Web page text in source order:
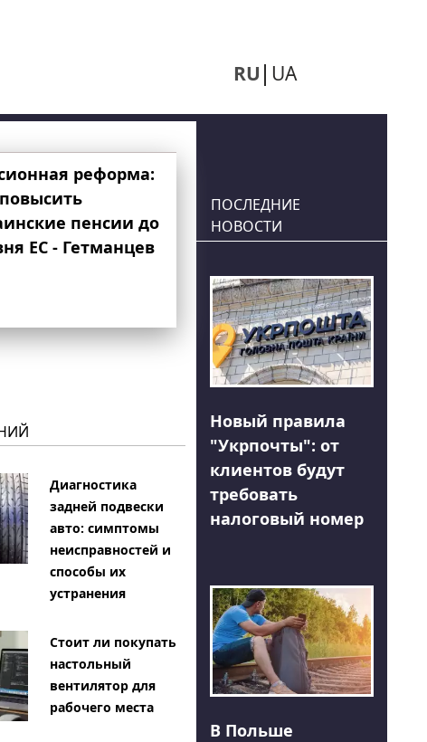
RU UA
реформа:
пенсии до
ЕС - Гетманцев
Диагностика
задней подвески
авто: симптомы
неисправностей и
способы их
устранения
Стоит ли покупать
настольный
вентилятор для
рабочего места
ПОСЛЕДНИЕ
НОВОСТИ
Новый правила
"Укрпочты": от
клиентов будут
требовать
налоговый номер
В Польше